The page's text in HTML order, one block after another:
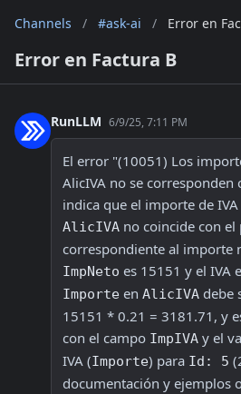
Channels / #ask-ai / Error en
Error en Factura B
RunLLM 6/9/25, 7:11 PM
El error "(10051) Los
AlicIVA no se corresponden
AlicIVA no coincide con el
ImpNeto
Importe en AlicIVA debe
15151 * 0.21 = 3181.71, y
con el campo ImpIVA y el
IVA (Importe) para Id: 5
documentación y ejemplos